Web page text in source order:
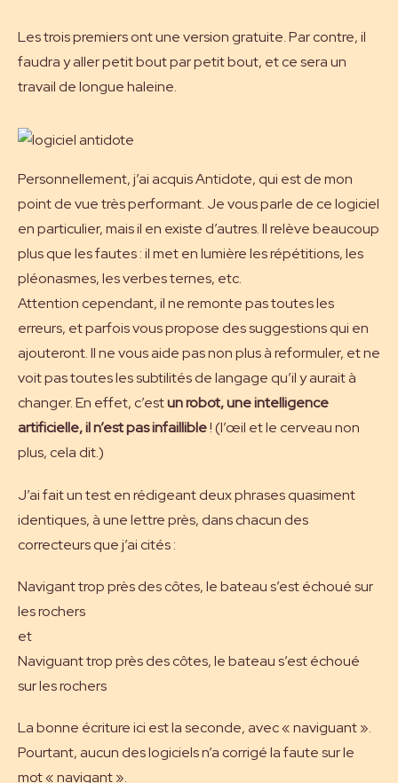
Les trois premiers ont une version gratuite. Par contre, il
faudra y aller petit bout par petit bout, et ce sera un
travail de longue haleine.
Personnellement, j’ai acquis Antidote, qui est de mon
point de vue très performant. Je vous parle de ce logiciel
en particulier, mais il en existe d’autres. Il relève beaucoup
plus que les fautes : il met en lumière les répétitions, les
pléonasmes, les verbes ternes, etc.
Attention cependant, il ne remonte pas toutes les
erreurs, et parfois vous propose des suggestions qui en
ajouteront. Il ne vous aide pas non plus à reformuler, et ne
voit pas toutes les subtilités de langage qu’il y aurait à
changer. En effet, c’estun robot, une intelligence
artificielle, il n’est pas infaillible! (l’œil et le cerveau non
plus, cela dit.)
J’ai fait un test en rédigeant deux phrases quasiment
identiques, à une lettre près, dans chacun des
correcteurs que j’ai cités :
Navigant trop près des côtes, le bateau s’est échoué sur
les rochers
et
Naviguant trop près des côtes, le bateau s’est échoué
sur les rochers
La bonne écriture ici est la seconde, avec « naviguant ».
Pourtant, aucun des logiciels n’a corrigé la faute sur le
mot « navigant ».